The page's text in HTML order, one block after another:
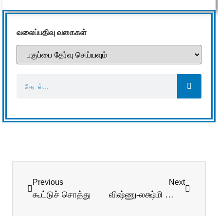
வலைப்பதிவு வகைகள்
Previous
கூட்டுச் சொத்து
Next
விஷ்ணு-லக்ஷ்மி யோகம்